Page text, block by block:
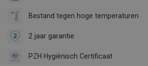
Bestand tegen hoge temperaturen
2 jaar garantie
PZH Hygiënisch Certificaat